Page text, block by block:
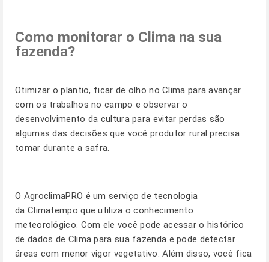
Como monitorar o Clima na sua
fazenda?
Otimizar o plantio, ficar de olho no Clima para avançar
com os trabalhos no campo e observar o
desenvolvimento da cultura para evitar perdas são
algumas das decisões que você produtor rural precisa
tomar durante a safra.
O AgroclimaPRO é um serviço de tecnologia
da Climatempo que utiliza o conhecimento
meteorológico. Com ele você pode acessar o histórico
de dados de Clima para sua fazenda e pode detectar
áreas com menor vigor vegetativo. Além disso, você fica